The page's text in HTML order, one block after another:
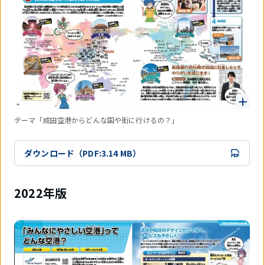
テーマ「成田空港からどんな国や街に行けるの？」
ダウンロード（PDF:3.14 MB）
2022年版